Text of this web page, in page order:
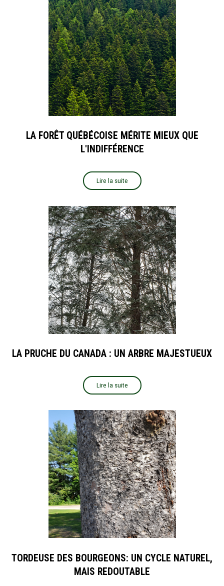
LA FORÊT QUÉBÉCOISE MÉRITE MIEUX QUE
L'INDIFFÉRENCE
Lire la suite
LA PRUCHE DU CANADA : UN ARBRE MAJESTUEUX
Lire la suite
TORDEUSE DES BOURGEONS: UN CYCLE NATUREL,
MAIS REDOUTABLE